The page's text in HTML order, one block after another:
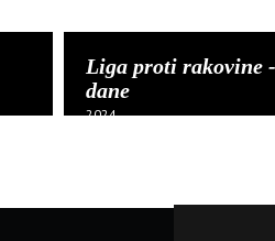
Liga proti rakovine
dane
2024